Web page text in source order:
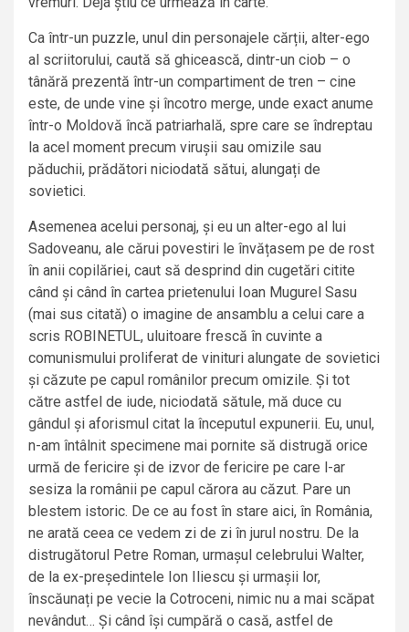
Ca într-un puzzle, unul din personajele cărții, alter-ego
al scriitorului, caută să ghicească, dintr-un ciob – o
tânără prezentă într-un compartiment de tren – cine
este, de unde vine și încotro merge, unde exact anume
într-o Moldovă încă patriarhală, spre care se îndreptau
la acel moment precum virușii sau omizile sau
păduchii, prădători niciodată sătui, alungați de
sovietici.
Asemenea acelui personaj, și eu un alter-ego al lui
Sadoveanu, ale cărui povestiri le învățasem pe de rost
în anii copilăriei, caut să desprind din cugetări citite
când și când în cartea prietenului Ioan Mugurel Sasu
(mai sus citată) o imagine de ansamblu a celui care a
scris ROBINETUL, uluitoare frescă în cuvinte a
comunismului proliferat de vinituri alungate de sovietici
și căzute pe capul românilor precum omizile. Și tot
către astfel de iude, niciodată sătule, mă duce cu
gândul și aforismul citat la începutul expunerii. Eu, unul,
n-am întâlnit specimene mai pornite să distrugă orice
urmă de fericire și de izvor de fericire pe care l-ar
sesiza la românii pe capul cărora au căzut. Pare un
blestem istoric. De ce au fost în stare aici, în România,
ne arată ceea ce vedem zi de zi în jurul nostru. De la
distrugătorul Petre Roman, urmașul celebrului Walter,
de la ex-președintele Ion Iliescu și urmașii lor,
înscăunați pe vecie la Cotroceni, nimic nu a mai scăpat
nevândut… Și când își cumpără o casă, astfel de